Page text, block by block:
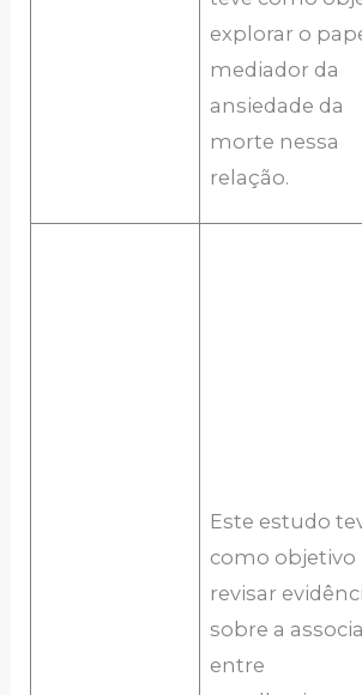
explorar o
mediador da
ansiedade da
morte nessa
relação.
Este estudo
como objetivo
revisar
sobre a
entre